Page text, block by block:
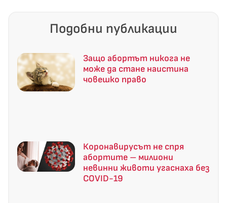
Подобни публикации
Защо абортът никога не
може да стане наистина
човешко право
Коронавирусът не спря
абортите – милиони
невинни животи угаснаха без
COVID-19